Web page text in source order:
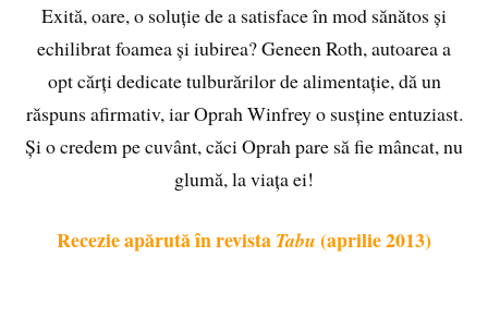
Exită, oare, o soluție de a satisface în mod sănătos și
echilibrat foamea și iubirea? Geneen Roth, autoarea a
opt cărți dedicate tulburărilor de alimentație, dă un
răspuns afirmativ, iar Oprah Winfrey o susține entuziast.
Și o credem pe cuvânt, căci Oprah pare să fie mâncat, nu
glumă, la viața ei!
Recezie apărută în revista Tabu (aprilie 2013)